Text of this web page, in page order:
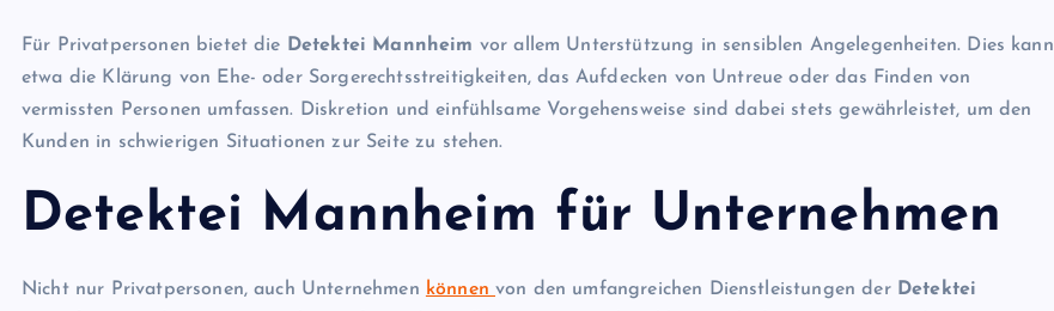
Für Privatpersonen bietet die Detektei Mannheim vor allem Unterstützung in sensiblen Angelegenheiten. Dies kann
etwa die Klärung von Ehe- oder Sorgerechtsstreitigkeiten, das Aufdecken von Untreue oder das Finden von
vermissten Personen umfassen. Diskretion und einfühlsame Vorgehensweise sind dabei stets gewährleistet, um den
Kunden in schwierigen Situationen zur Seite zu stehen.
Detektei Mannheim für Unternehmen
Nicht nur Privatpersonen, auch Unternehmen könnenvon den umfangreichen Dienstleistungen der Detektei